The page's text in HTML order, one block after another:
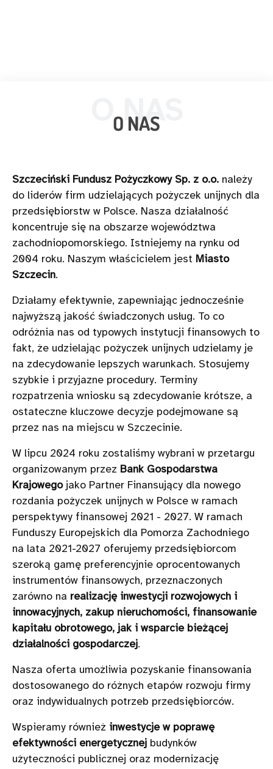
O NAS
O NAS
Szczeciński Fundusz Pożyczkowy Sp. z o.o. należy
do liderów firm udzielających pożyczek unijnych dla
przedsiębiorstw w Polsce. Nasza działalność
koncentruje się na obszarze województwa
zachodniopomorskiego. Istniejemy na rynku od
2004 roku. Naszym właścicielem jest Miasto
Szczecin.
Działamy efektywnie, zapewniając jednocześnie
najwyższą jakość świadczonych usług. To co
odróżnia nas od typowych instytucji finansowych to
fakt, że udzielając pożyczek unijnych udzielamy je
na zdecydowanie lepszych warunkach. Stosujemy
szybkie i przyjazne procedury. Terminy
rozpatrzenia wniosku są zdecydowanie krótsze, a
ostateczne kluczowe decyzje podejmowane są
przez nas na miejscu w Szczecinie.
W lipcu 2024 roku zostaliśmy wybrani w przetargu
organizowanym przez Bank Gospodarstwa
Krajowegojako Partner Finansujący dla nowego
rozdania pożyczek unijnych w Polsce w ramach
perspektywy finansowej 2021 - 2027. W ramach
Funduszy Europejskich dla Pomorza Zachodniego
na lata 2021-2027 oferujemy przedsiębiorcom
szeroką gamę preferencyjnie oprocentowanych
instrumentów finansowych, przeznaczonych
zarówno na realizację inwestycji rozwojowych i
innowacyjnych, zakup nieruchomości, finansowanie
kapitału obrotowego, jak i wsparcie bieżącej
działalności gospodarczej.
Nasza oferta umożliwia pozyskanie finansowania
dostosowanego do różnych etapów rozwoju firmy
oraz indywidualnych potrzeb przedsiębiorców.
Wspieramy również inwestycje w poprawę
efektywności energetycznej budynków
użyteczności publicznej oraz modernizację